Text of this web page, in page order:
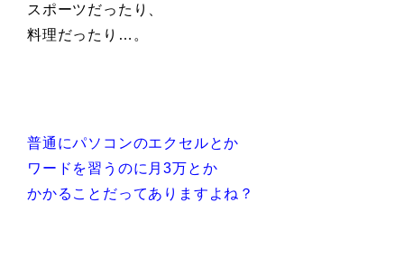
スポーツだったり、
料理だったり…。
普通にパソコンのエクセルとか
ワードを習うのに月3万とか
かかることだってありますよね？